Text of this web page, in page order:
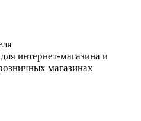
интернет-магазина и
магазинах